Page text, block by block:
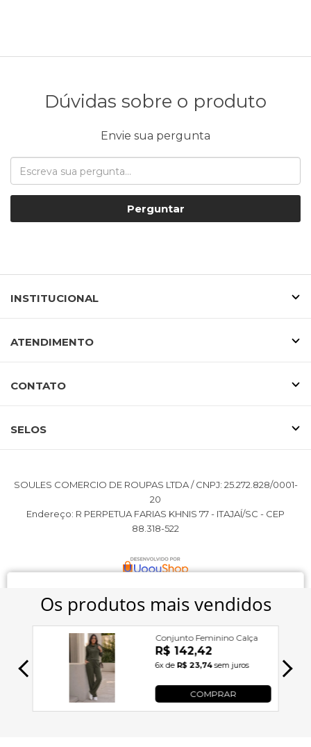
sua experiência de compra e personalizar anúncios, ao
Privacidade
continuar e fechar
Dúvidas sobre o produto
Envie sua pergunta
Perguntar
INSTITUCIONAL
ATENDIMENTO
CONTATO
SELOS
SOULES COMERCIO DE ROUPAS LTDA / CNPJ: 25.272.828/0001-
20
Endereço: R PERPETUA FARIAS KHNIS 77 - ITAJAÍ/SC - CEP
88.318-522